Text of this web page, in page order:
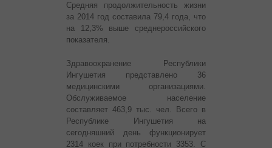
Средняя продолжительность жизни
за 2014 год составила 79,4 года, что
на 12,3% выше среднероссийского
показателя.
Здравоохранение Республики
Ингушетия представлено 36
медицинскими организациями.
Обслуживаемое население
составляет 463,9 тыс. чел. Всего в
Республике Ингушетия на
сегодняшний день функционирует
2314 коек при потребности 3353. С